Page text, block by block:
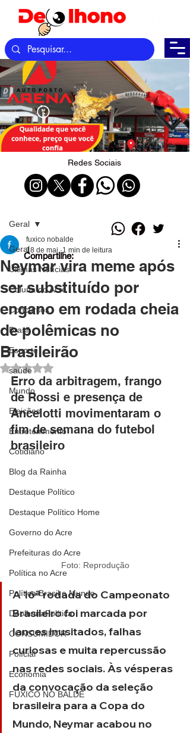
Redes Sociais
Geral
Últimas Notícias
Coluna do Acre
Concursos
Brasil
Esporte
saúde
Mundo
Eleições
Entretenimento
Cotidiano
Blog da Rainha
Destaque Político
Destaque Político Home
Governo do Acre
Prefeituras do Acre
Política no Acre
Política Brasil e Mundo
DeolhonaPolítica
CONSUMIDOR
Polícial
Economia
FUXICO NO BALDE
Geral
Neymar vira meme após
ser substituído por
engano em rodada cheia
de polêmicas no
Brasileirão
fuxico nobalde
18 de mai. 1 min de leitura
Avaliado com NaN de 5 estrelas.
Erro da arbitragem, frango
de Rossi e presença de
Ancelotti movimentaram o
fim de semana do futebol
brasileiro
Foto: Reprodução
A 16ª rodada do Campeonato
Brasileiro foi marcada por
lances inusitados, falhas
curiosas e muita repercussão
nas redes sociais. Às vésperas
da convocação da seleção
brasileira para a Copa do
Mundo, Neymar acabou no
Compartilhe: